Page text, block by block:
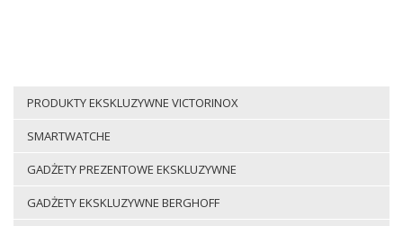
PRODUKTY EKSKLUZYWNE VICTORINOX
SMARTWATCHE
GADŻETY PREZENTOWE EKSKLUZYWNE
GADŻETY EKSKLUZYWNE BERGHOFF